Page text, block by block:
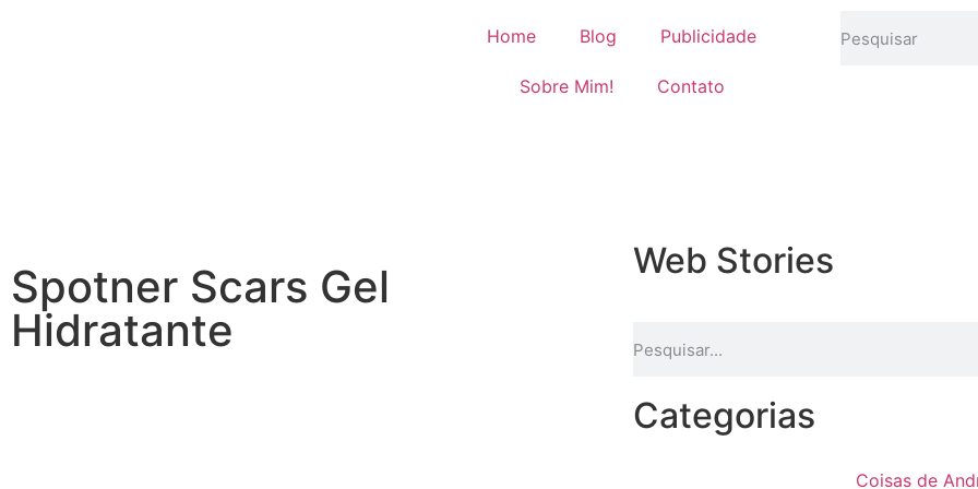
Home Blog Publicidade
Sobre Mim! Contato
Spotner Scars Gel
Hidratante
Web Stories
Categorias
Coisas de